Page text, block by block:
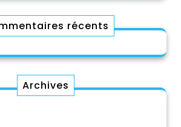
récents
Archives